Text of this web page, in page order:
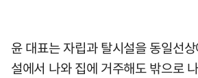
윤 대표는 자립과 탈시설을 동일선
설에서 나와 집에 거주해도 밖으로